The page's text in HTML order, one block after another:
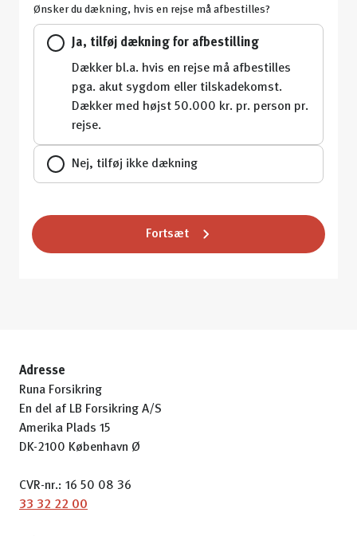
Ønsker du dækning, hvis en rejse må afbestilles?
Ja, tilføj dækning for afbestilling
Dækker bl.a. hvis en rejse må afbestilles
pga. akut sygdom eller tilskadekomst.
Dækker med højst 50.000 kr. pr. person pr.
rejse.
Nej, tilføj ikke dækning
Fortsæt
Adresse
Runa Forsikring
En del af LB Forsikring A/S
Amerika Plads 15
DK-2100 København Ø
CVR-nr.: 16 50 08 36
33 32 22 00